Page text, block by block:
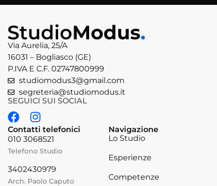
Via Aurelia, 25/A
16031 – Bogliasco (GE)
P.IVA E C.F. 02747800999
studiomodus3@gmail.com
segreteria@studiomodus.it
SEGUICI SUI SOCIAL
Contatti telefonici
010 3068521
Telefono Studio
3402430979
Arch. Paolo Caputo
Navigazione
Lo Studio
Esperienze
Competenze